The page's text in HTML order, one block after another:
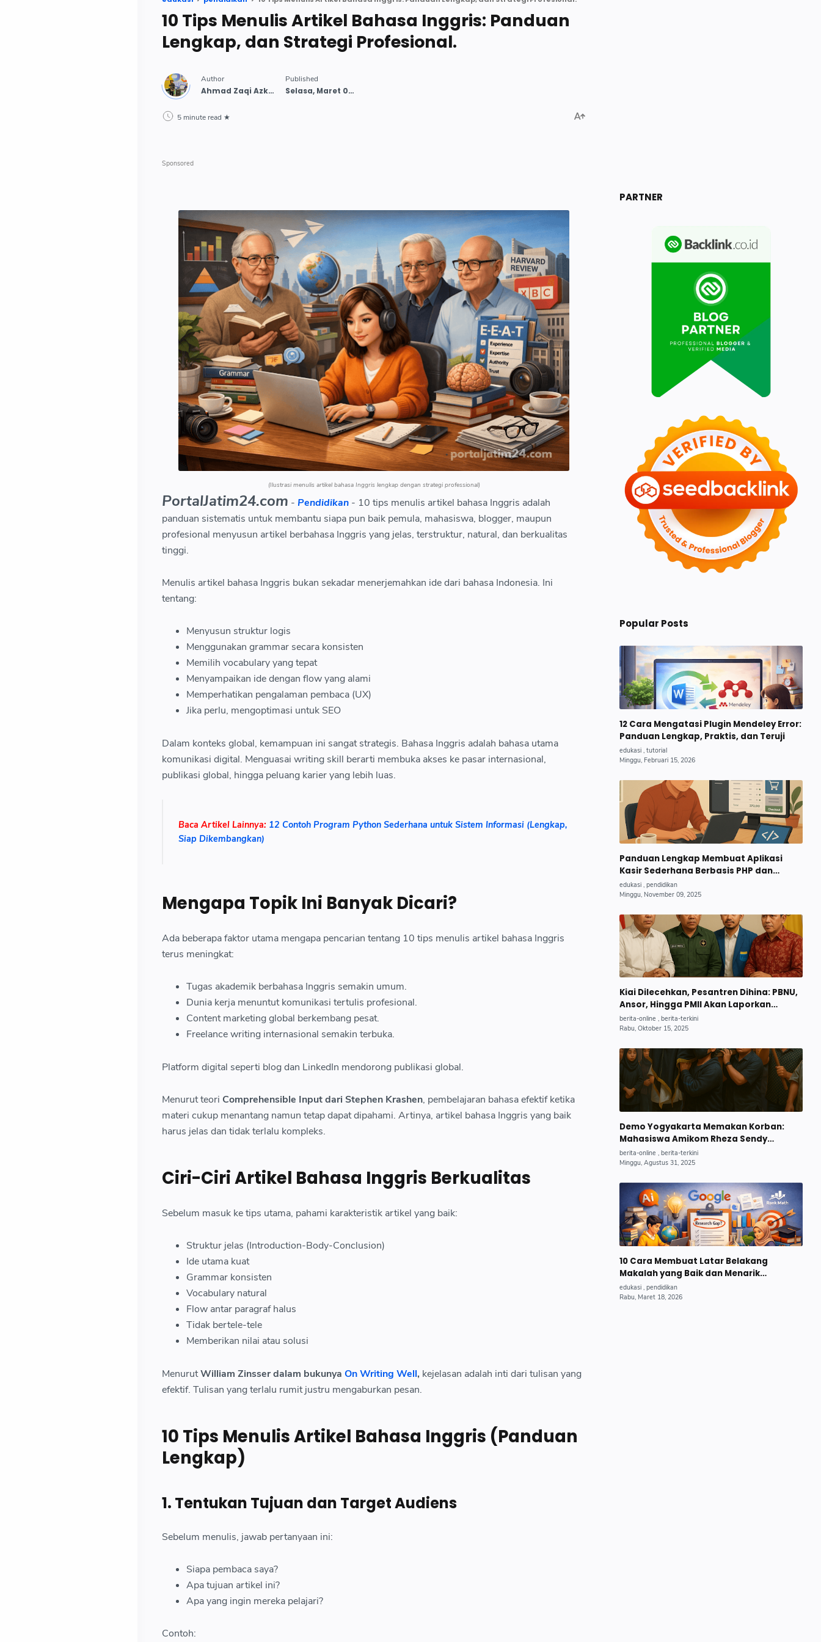
10 Tips Menulis Artikel Bahasa Inggris: Panduan
Lengkap, dan Strategi Profesional.
5 minute read
(Ilustrasi menulis artikel bahasa Inggris lengkap dengan strategi professional)
PortalJatim24.com - Pendidikan - 10 tips menulis artikel bahasa Inggris adalah
panduan sistematis untuk membantu siapa pun baik pemula, mahasiswa, blogger, maupun
profesional menyusun artikel berbahasa Inggris yang jelas, terstruktur, natural, dan berkualitas
tinggi.
Menulis artikel bahasa Inggris bukan sekadar menerjemahkan ide dari bahasa Indonesia. Ini
tentang:
Menyusun struktur logis
Menggunakan grammar secara konsisten
Memilih vocabulary yang tepat
Menyampaikan ide dengan flow yang alami
Memperhatikan pengalaman pembaca (UX)
Jika perlu, mengoptimasi untuk SEO
Dalam konteks global, kemampuan ini sangat strategis. Bahasa Inggris adalah bahasa utama
komunikasi digital. Menguasai writing skill berarti membuka akses ke pasar internasional,
publikasi global, hingga peluang karier yang lebih luas.
Baca Artikel Lainnya: 12 Contoh Program Python Sederhana untuk Sistem Informasi (Lengkap,
Siap Dikembangkan)
Mengapa Topik Ini Banyak Dicari?
Ada beberapa faktor utama mengapa pencarian tentang 10 tips menulis artikel bahasa Inggris
terus meningkat:
Tugas akademik berbahasa Inggris semakin umum.
Dunia kerja menuntut komunikasi tertulis profesional.
Content marketing global berkembang pesat.
Freelance writing internasional semakin terbuka.
Platform digital seperti blog dan LinkedIn mendorong publikasi global.
Menurut teori Comprehensible Input dari Stephen Krashen, pembelajaran bahasa efektif ketika
materi cukup menantang namun tetap dapat dipahami. Artinya, artikel bahasa Inggris yang baik
harus jelas dan tidak terlalu kompleks.
Ciri-Ciri Artikel Bahasa Inggris Berkualitas
Sebelum masuk ke tips utama, pahami karakteristik artikel yang baik:
Struktur jelas (Introduction-Body-Conclusion)
Ide utama kuat
Grammar konsisten
Vocabulary natural
Flow antar paragraf halus
Tidak bertele-tele
Memberikan nilai atau solusi
MenurutWilliam Zinsser dalam bukunya On Writing Well, kejelasan adalah inti dari tulisan yang
efektif. Tulisan yang terlalu rumit justru mengaburkan pesan.
10 Tips Menulis Artikel Bahasa Inggris (Panduan
Lengkap)
1. Tentukan Tujuan dan Target Audiens
Sebelum menulis, jawab pertanyaan ini:
Siapa pembaca saya?
Apa tujuan artikel ini?
Apa yang ingin mereka pelajari?
Contoh:
PARTNER
Popular Posts
12 Cara Mengatasi Plugin Mendeley Error:
Panduan Lengkap, Praktis, dan Teruji
Panduan Lengkap Membuat Aplikasi
Kasir Sederhana Berbasis PHP dan
MySQL untuk UMKM Pemula 2025
Kiai Dilecehkan, Pesantren Dihina: PBNU,
Ansor, Hingga PMII Akan Laporkan
Trans7, MUI Minta KPI Bertindak Tegas.
Demo Yogyakarta Memakan Korban:
Mahasiswa Amikom Rheza Sendy
Pratama Gugur, Begini Kronologi
Lengkapnya.
10 Cara Membuat Latar Belakang
Makalah yang Baik dan Menarik
(Panduan Lengkap untuk Pemula)